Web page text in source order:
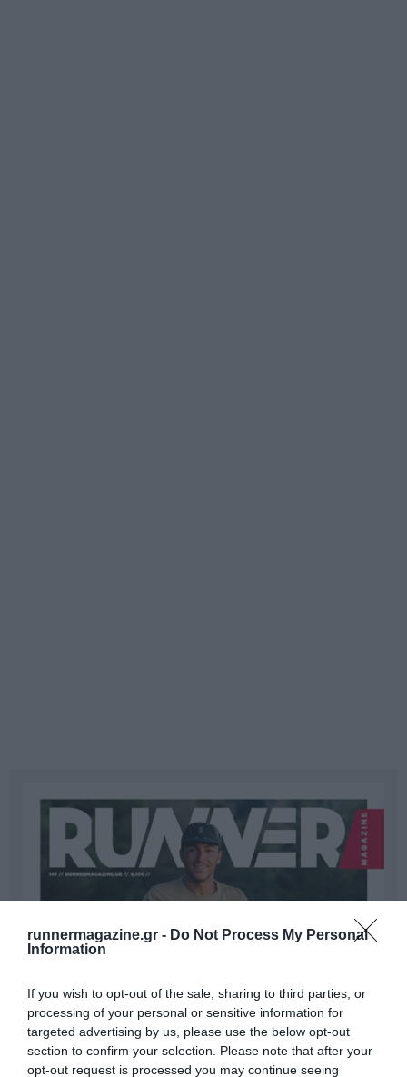
runnermagazine.gr - Do Not Process My Personal
Information
If you wish to opt-out of the sale, sharing to third parties, or
processing of your personal or sensitive information for
targeted advertising by us, please use the below opt-out
section to confirm your selection. Please note that after your
opt-out request is processed you may continue seeing